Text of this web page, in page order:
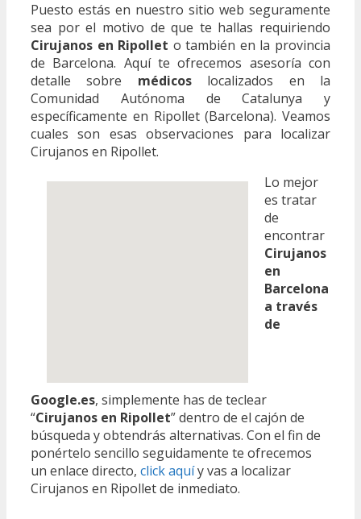
Puesto estás en nuestro sitio web seguramente
sea por el motivo de que te hallas requiriendo
Cirujanos en Ripollet o también en la provincia
de Barcelona. Aquí te ofrecemos asesoría con
detalle sobre médicoslocalizados en la
Comunidad Autónoma de Catalunya y
específicamente en Ripollet (Barcelona). Veamos
cuales son esas observaciones para localizar
Cirujanos en Ripollet.
Lo mejor
es tratar
de
encontrar
Cirujanos
en
Barcelona
a través
de
Google.es, simplemente has de teclear
“Cirujanos en Ripollet” dentro de el cajón de
búsqueda y obtendrás alternativas. Con el fin de
ponértelo sencillo seguidamente te ofrecemos
un enlace directo, click aquíy vas a localizar
Cirujanos en Ripollet de inmediato.